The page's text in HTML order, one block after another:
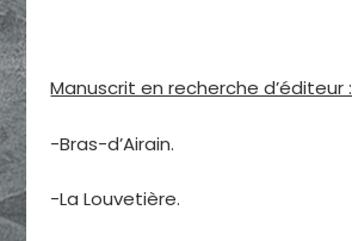
Manuscrit en recherche d’éditeur :
-Bras-d’Airain.
-La Louvetière.